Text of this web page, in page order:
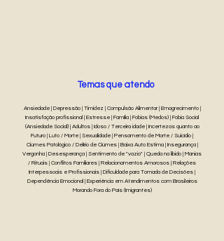
Temas que atendo
Ansiedade | Depressão | Timidez | Compulsão Alimentar | Emagrecimento |
Insatisfação profissional | Estresse | Família | Fobias (Medos) | Fobia Social
(Ansiedade Social) | Adultos | Idoso / Terceira idade | Incertezas quanto ao
Futuro | Luto / Morte | Sexualidade | Pensamento de Morte / Suicídio |
Ciúmes Patológico / Delírio de Ciúmes | Baixa Auto Estima | Insegurança |
Vergonha | Desesperança | Sentimento de "vazio" | Queda na libido | Manias
/ Rituais | Conflitos Familiares | Relacionamentos Amorosos | Relações
Interpessoais e Profissionais | Dificuldade para Tomada de Decisões |
Dependência Emocional | Experiência em Atendimentos com Brasileiros
Morando Fora do País (Imigrantes)